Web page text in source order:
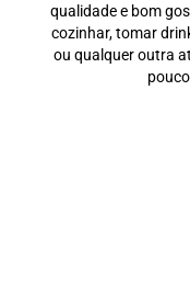
qualidade e bom
cozinhar, tomar
ou qualquer outra